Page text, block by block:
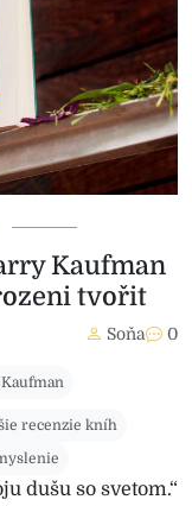
Kaufman
tvořit
Soňa 0
recenzie kníh
dušu so svetom.“